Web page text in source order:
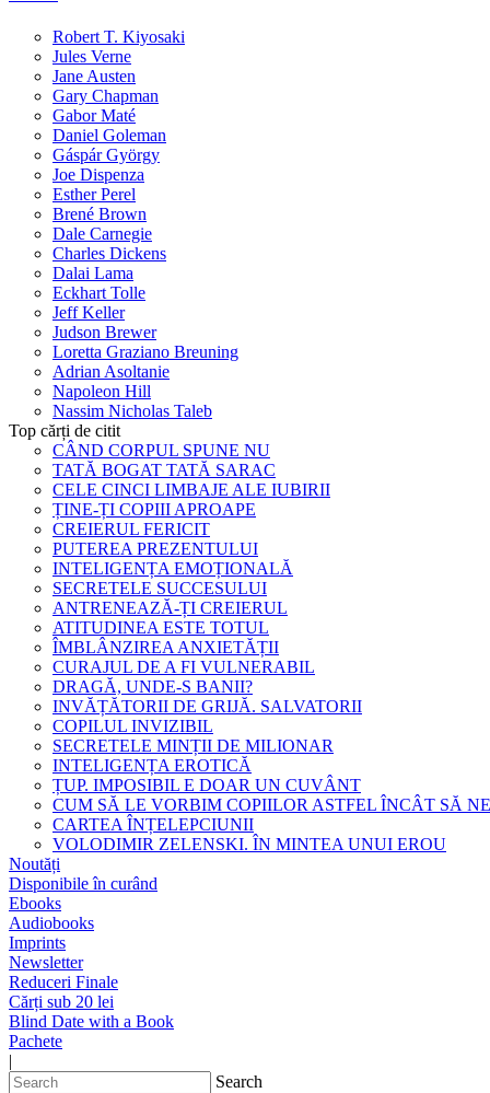
Robert T. Kiyosaki
Jules Verne
Jane Austen
Gary Chapman
Gabor Maté
Daniel Goleman
Gáspár György
Joe Dispenza
Esther Perel
Brené Brown
Dale Carnegie
Charles Dickens
Dalai Lama
Eckhart Tolle
Jeff Keller
Judson Brewer
Loretta Graziano Breuning
Adrian Asoltanie
Napoleon Hill
Nassim Nicholas Taleb
Top cărți de citit
CÂND CORPUL SPUNE NU
TATĂ BOGAT TATĂ SARAC
CELE CINCI LIMBAJE ALE IUBIRII
ȚINE-ȚI COPIII APROAPE
CREIERUL FERICIT
PUTEREA PREZENTULUI
INTELIGENȚA EMOȚIONALĂ
SECRETELE SUCCESULUI
ANTRENEAZĂ-ȚI CREIERUL
ATITUDINEA ESTE TOTUL
ÎMBLÂNZIREA ANXIETĂȚII
CURAJUL DE A FI VULNERABIL
DRAGĂ, UNDE-S BANII?
INVĂȚĂTORII DE GRIJĂ. SALVATORII
COPILUL INVIZIBIL
SECRETELE MINȚII DE MILIONAR
INTELIGENȚA EROTICĂ
ȚUP. IMPOSIBIL E DOAR UN CUVÂNT
CUM SĂ LE VORBIM COPIILOR ASTFEL ÎNCÂT SĂ
CARTEA ÎNȚELEPCIUNII
VOLODIMIR ZELENSKI. ÎN MINTEA UNUI EROU
Noutăți
Disponibile în curând
Ebooks
Audiobooks
Imprints
Newsletter
Reduceri Finale
Cărți sub 20 lei
Blind Date with a Book
Pachete
|
Search